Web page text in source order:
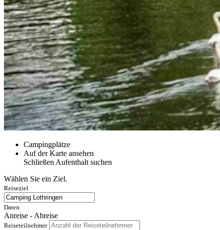
Campingplätze
Auf der Karte ansehen
SchließenAufenthalt suchen
Wählen Sie ein Ziel.
Reiseziel
Daten
Anreise - Abreise
Reiseteilnehmer